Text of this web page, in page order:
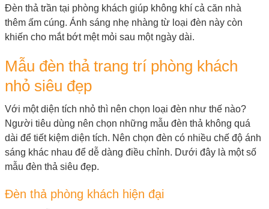
Đèn thả trần tại phòng khách giúp không khí cả căn nhà
thêm ấm cúng. Ánh sáng nhẹ nhàng từ loại đèn này còn
khiến cho mắt bớt mệt mỏi sau một ngày dài.
Mẫu đèn thả trang trí phòng khách
nhỏ siêu đẹp
Với một diện tích nhỏ thì nên chọn loại đèn như thế nào?
Người tiêu dùng nên chọn những mẫu đèn thả không quá
dài để tiết kiệm diện tích. Nên chọn đèn có nhiều chế độ ánh
sáng khác nhau để dễ dàng điều chỉnh. Dưới đây là một số
mẫu đèn thả siêu đẹp.
Đèn thả phòng khách hiện đại